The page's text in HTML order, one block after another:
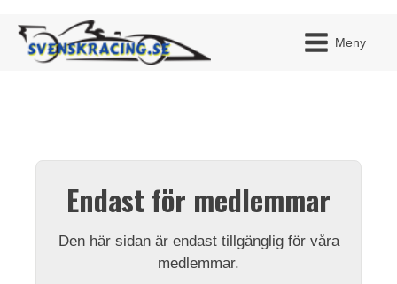
Meny
Endast för medlemmar
Den här sidan är endast tillgänglig för våra
medlemmar.